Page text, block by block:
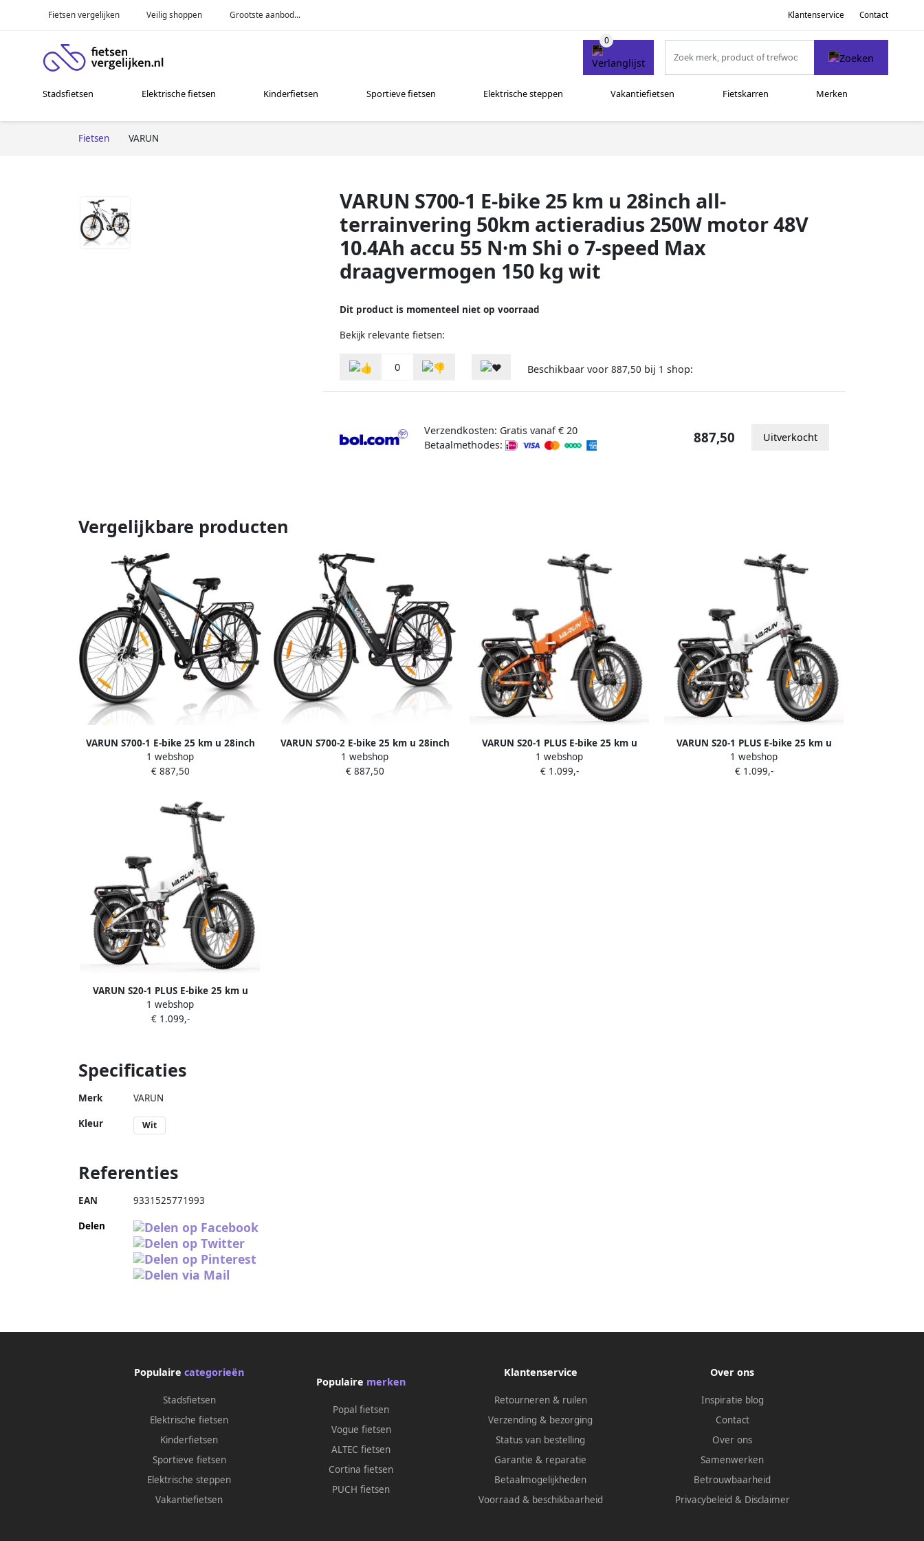
Fietsen vergelijken Veilig shoppen Grootste aanbod... Klantenservice Contact
Stadsfietsen Elektrische fietsen Kinderfietsen Sportieve fietsen Elektrische steppen Vakantiefietsen Fietskarren Merken
Fietsen VARUN
VARUN S700-1 E-bike 25 km u 28inch all-
terrainvering 50km actieradius 250W motor 48V
10.4Ah accu 55 N·m Shi o 7-speed Max
draagvermogen 150 kg wit
Dit product is momenteel niet op voorraad
Bekijk relevante fietsen:
0 Beschikbaar voor 887,50 bij 1 shop:
Verzendkosten: Gratis vanaf € 20
Betaalmethodes:
887,50 Uitverkocht
Vergelijkbare producten
VARUN S700-1 E-bike 25 km u 28inch
all-terrainvering 50km actieradius
250W motor 48V 10.4Ah accu 55 N·m
kg -zwart
1 webshop
€ 887,50
VARUN S700-2 E-bike 25 km u 28inch
50km actieradius 250W motor 499.2Wh
accu 55 N·m EABS dubbele schijfrem
1 webshop
€ 887,50
VARUN S20-1 PLUS E-bike 25 km u
20inch dikke banden 60km actieradius
Shi o 7-speed 250W motor 48V13Ah
1 webshop
€ 1.099,-
VARUN S20-1 PLUS E-bike 25 km u
20inch dikke banden 60km actieradius
Shi o 7-speed 250W motor 48V13Ah
1 webshop
€ 1.099,-
VARUN S20-1 PLUS E-bike 25 km u
20inch dikke banden 60km actieradius
Shi o 7-speed 250W motor 48V13Ah
1 webshop
€ 1.099,-
Specificaties
Merk VARUN
Kleur Wit
Referenties
EAN 9331525771993
Delen
Populairecategorieën
Stadsfietsen
Elektrische fietsen
Kinderfietsen
Sportieve fietsen
Elektrische steppen
Vakantiefietsen
Populaire merken
Popal fietsen
Vogue fietsen
ALTEC fietsen
Cortina fietsen
PUCH fietsen
Klantenservice
Retourneren & ruilen
Verzending & bezorging
Status van bestelling
Garantie & reparatie
Betaalmogelijkheden
Voorraad & beschikbaarheid
Over ons
Inspiratie blog
Contact
Over ons
Samenwerken
Betrouwbaarheid
Privacybeleid & Disclaimer